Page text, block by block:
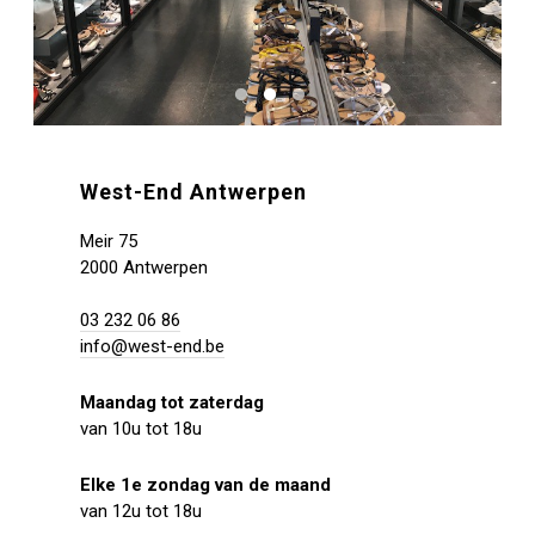
West-End Antwerpen
Meir 75
2000 Antwerpen
03 232 06 86
info@west-end.be
Maandag tot zaterdag
van 10u tot 18u
Elke 1e zondag van de maand
van 12u tot 18u